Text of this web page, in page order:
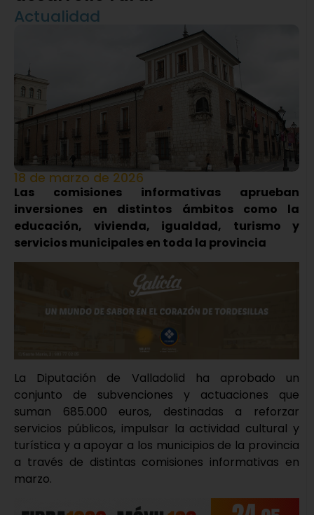
Actualidad
18 de marzo de 2026
Las comisiones informativas aprueban
inversiones en distintos ámbitos como la
educación, vivienda, igualdad, turismo y
servicios municipales en toda la provincia
La Diputación de Valladolid ha aprobado un
conjunto de subvenciones y actuaciones que
suman 685.000 euros, destinadas a reforzar
servicios públicos, impulsar la actividad cultural y
turística y a apoyar a los municipios de la provincia
a través de distintas comisiones informativas en
marzo.